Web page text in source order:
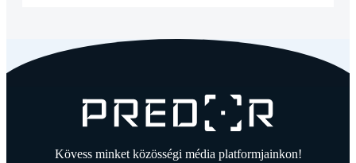
Kövess minket közösségi média platformjainkon!